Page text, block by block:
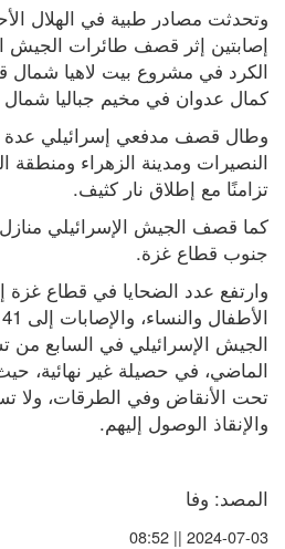
ميسي يفجع
68 عاماً
تفاصيل مثيرة
من ريال مدريد
كمال عدوان في مخيم جباليا شمال
تزامنًا مع إطلاق نار كثيف.
جنوب قطاع غزة.
والإنقاذ الوصول إليهم.
المصد: وفا
2024-07-03 || 08:52